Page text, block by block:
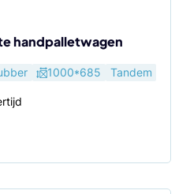
handpalletwagen
1000*685 Tandem